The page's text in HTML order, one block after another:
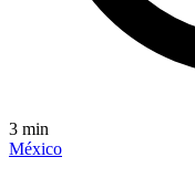
3 min
México